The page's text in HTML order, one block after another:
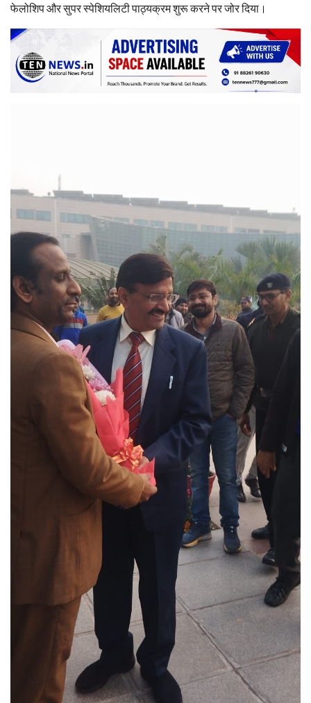
फेलोशिप और सुपर स्पेशियलिटी पाठ्यक्रम शुरू करने पर जोर दिया।